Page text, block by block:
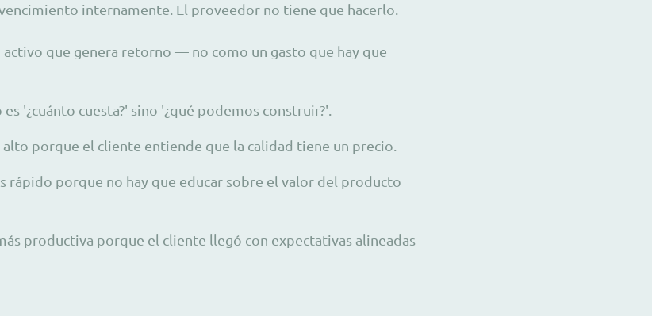
internamente. El proveedor no tiene que hacerlo.
activo que genera retorno — no como un gasto que hay que
'¿cuánto cuesta?' sino '¿qué podemos construir?'.
porque el cliente entiende que la calidad tiene un precio.
rápido porque no hay que educar sobre el valor del producto
productiva porque el cliente llegó con expectativas alineadas